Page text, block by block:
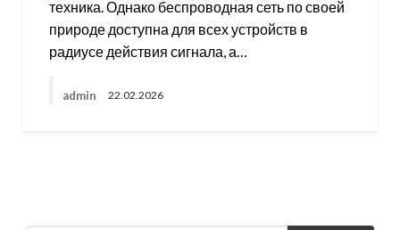
техника. Однако беспроводная сеть по своей
природе доступна для всех устройств в
радиусе действия сигнала, а…
admin 22.02.2026